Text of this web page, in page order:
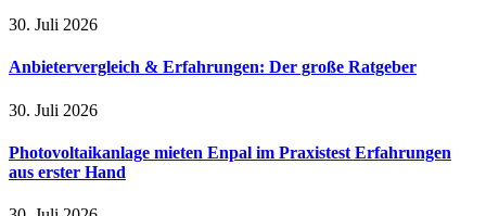
30. Juli 2026
Anbietervergleich & Erfahrungen: Der große Ratgeber
30. Juli 2026
Photovoltaikanlage mieten Enpal im Praxistest Erfahrungen
aus erster Hand